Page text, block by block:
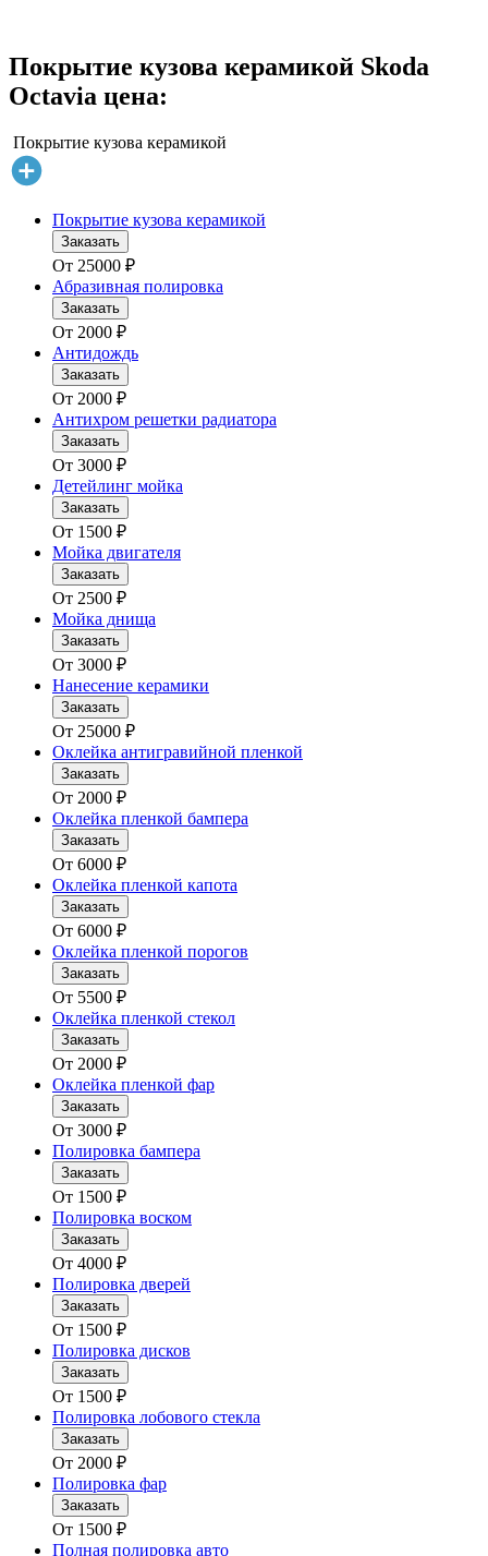
Покрытие кузова керамикой Skoda
Octavia цена:
Покрытие кузова керамикой
Покрытие кузова керамикой
Заказать
От 25000 ₽
Абразивная полировка
Заказать
От 2000 ₽
Антидождь
Заказать
От 2000 ₽
Антихром решетки радиатора
Заказать
От 3000 ₽
Детейлинг мойка
Заказать
От 1500 ₽
Мойка двигателя
Заказать
От 2500 ₽
Мойка днища
Заказать
От 3000 ₽
Нанесение керамики
Заказать
От 25000 ₽
Оклейка антигравийной пленкой
Заказать
От 2000 ₽
Оклейка пленкой бампера
Заказать
От 6000 ₽
Оклейка пленкой капота
Заказать
От 6000 ₽
Оклейка пленкой порогов
Заказать
От 5500 ₽
Оклейка пленкой стекол
Заказать
От 2000 ₽
Оклейка пленкой фар
Заказать
От 3000 ₽
Полировка бампера
Заказать
От 1500 ₽
Полировка воском
Заказать
От 4000 ₽
Полировка дверей
Заказать
От 1500 ₽
Полировка дисков
Заказать
От 1500 ₽
Полировка лобового стекла
Заказать
От 2000 ₽
Полировка фар
Заказать
От 1500 ₽
Полная полировка авто